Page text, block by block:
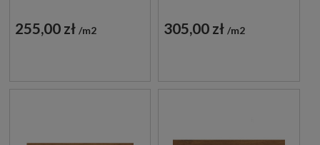
GRESOWE
255,00 zł m2
GRESOWE
305,00 zł m2